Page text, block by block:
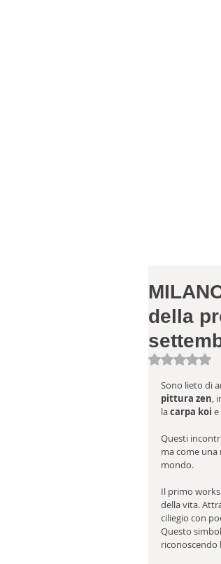
della
Sono lieto di
pittura zen,
la carpa koi e
Questi
ma come
mondo.
Il primo
della vita.
ciliegio con
Questo
riconoscendo